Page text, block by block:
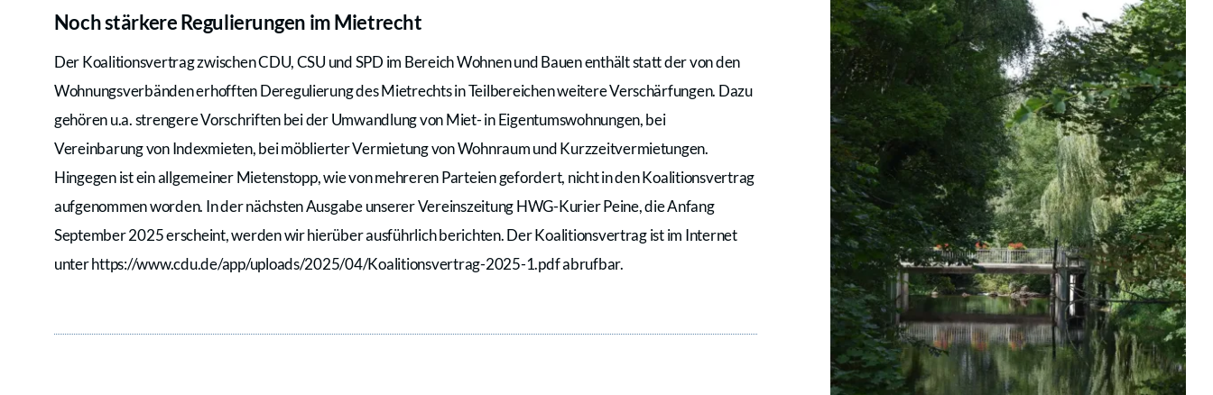
Noch stärkere Regulierungen im Mietrecht
Der Koalitionsvertrag zwischen CDU, CSU und SPD im Bereich Wohnen und Bauen enthält statt der von den
Wohnungsverbänden erhofften Deregulierung des Mietrechts in Teilbereichen weitere Verschärfungen. Dazu
gehören u.a. strengere Vorschriften bei der Umwandlung von Miet- in Eigentumswohnungen, bei
Vereinbarung von Indexmieten, bei möblierter Vermietung von Wohnraum und Kurzzeitvermietungen.
Hingegen ist ein allgemeiner Mietenstopp, wie von mehreren Parteien gefordert, nicht in den Koalitionsvertrag
aufgenommen worden. In der nächsten Ausgabe unserer Vereinszeitung HWG-Kurier Peine, die Anfang
September 2025 erscheint, werden wir hierüber ausführlich berichten. Der Koalitionsvertrag ist im Internet
unter https://www.cdu.de/app/uploads/2025/04/Koalitionsvertrag-2025-1.pdf abrufbar.